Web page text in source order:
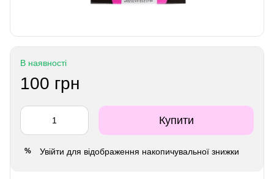
В наявності
100 грн
Купити
% Увійти для відображення накопичувальної знижки